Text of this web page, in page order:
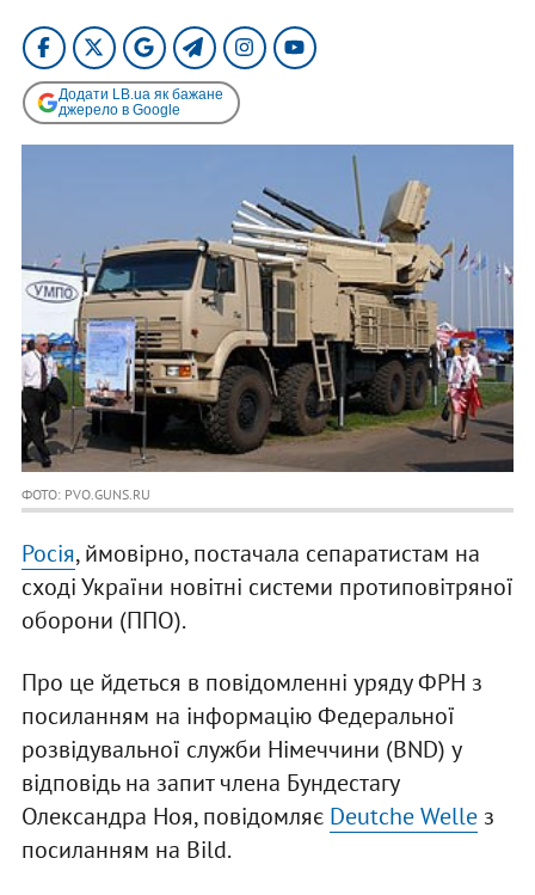
Додати LB.ua як бажане
джерело в Google
ФОТО: PVO.GUNS.RU
Росія, ймовірно, постачала сепаратистам на
сході України новітні системи протиповітряної
оборони (ППО).
Про це йдеться в повідомленні уряду ФРН з
посиланням на інформацію Федеральної
розвідувальної служби Німеччини (BND) у
відповідь на запит члена Бундестагу
Олександра Ноя, повідомляє Deutche Welleз
посиланням на Bild.